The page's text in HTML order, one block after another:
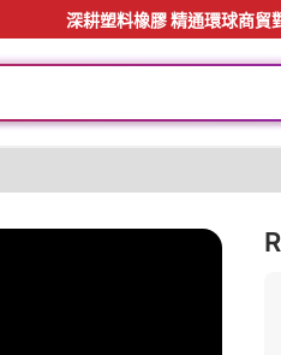
深耕塑料橡膠 精通環球商貿